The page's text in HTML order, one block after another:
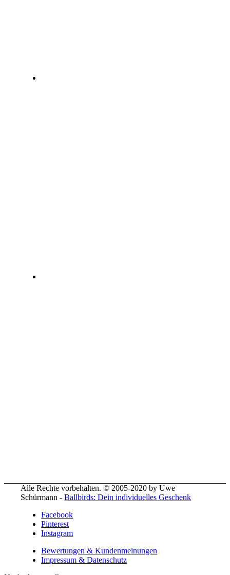
Alle Rechte vorbehalten. © 2005-2020 by Uwe
Schürmann -Ballbirds: Dein individuelles Geschenk
Facebook
Pinterest
Instagram
Bewertungen & Kundenmeinungen
Impressum & Datenschutz